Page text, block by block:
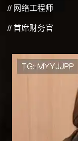
// 网络工程师
// 首席财务官